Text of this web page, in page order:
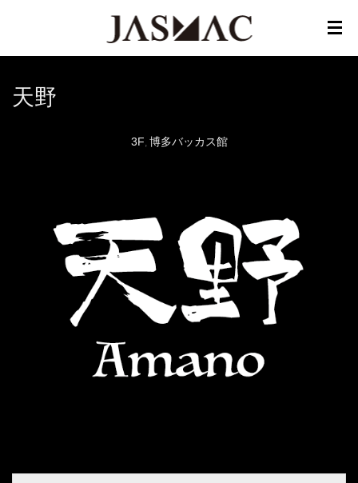
天野
3F, 博多バッカス館